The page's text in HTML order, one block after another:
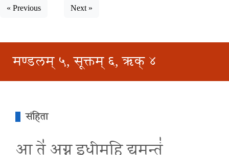
« Previous Next »
मण्डलम् ५, सूक्तम् ६, ऋक् ४
संहिता
आ ते॑ अग्न इधीमहि द्यु॒मन्तं॑